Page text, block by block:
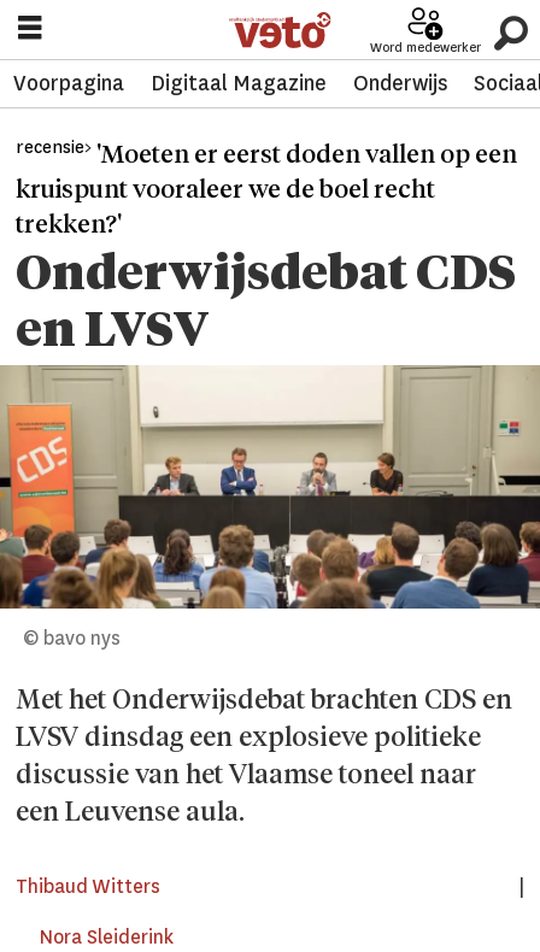
Word medewerker
Voorpagina Digitaal Magazine Onderwijs
recensie> 'Moeten er eerst doden vallen op een
kruispunt vooraleer we de boel recht
trekken?'
Onderwijsdebat CDS
en LVSV
© bavo nys
Met het Onderwijsdebat brachten CDS en
LVSV dinsdag een explosieve politieke
discussie van het Vlaamse toneel naar
een Leuvense aula.
Thibaud Witters
Nora Sleiderink